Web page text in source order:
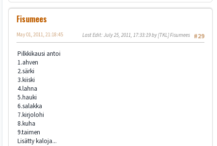
Fisumees
#29
May 01, 2011, 21:18:45 Last Edit: July 25, 2011, 17:33:19 by [TKL] Fisumees
Pilkkikausi antoi
1.ahven
2.särki
3.kiiski
4.lahna
5.hauki
6.salakka
7.kirjolohi
8.kuha
9.taimen
Lisätty kaloja...